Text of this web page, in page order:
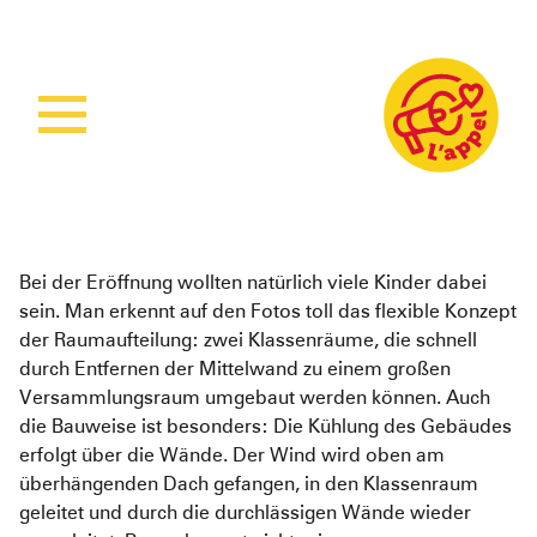
Unsere Arbeit
Sierra Leone
Ruanda
Was wir tun
Wie wir arbeiten
Unsere Projekte
Stärkung der Kindergesundheit
Woman Empowerment
Sichere Geburtshilfe
Ruanda Nursery School Feeding Project
Über L’appel
Über uns
Unser Team
Mitmachen
Spenden
Bei der Eröffnung wollten natürlich viele Kinder dabei
sein. Man erkennt auf den Fotos toll das flexible Konzept
der Raumaufteilung: zwei Klassenräume, die schnell
durch Entfernen der Mittelwand zu einem großen
Versammlungsraum umgebaut werden können. Auch
die Bauweise ist besonders: Die Kühlung des Gebäudes
erfolgt über die Wände. Der Wind wird oben am
überhängenden Dach gefangen, in den Klassenraum
geleitet und durch die durchlässigen Wände wieder